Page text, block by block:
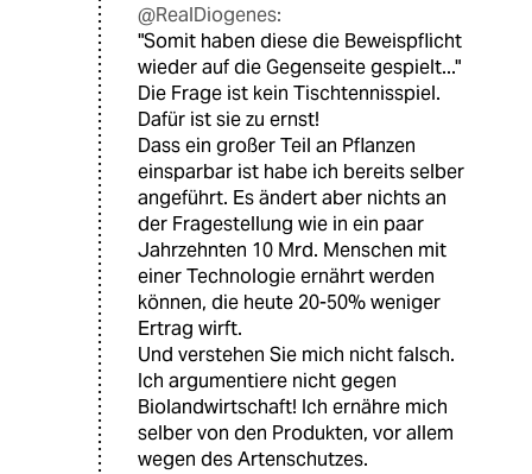
@RealDiogenes:
"Somit haben diese die Beweispflicht
wieder auf die Gegenseite gespielt..."
Die Frage ist kein Tischtennisspiel.
Dafür ist sie zu ernst!
Dass ein großer Teil an Pflanzen
einsparbar ist habe ich bereits selber
angeführt. Es ändert aber nichts an
der Fragestellung wie in ein paar
Jahrzehnten 10 Mrd. Menschen mit
einer Technologie ernährt werden
können, die heute 20-50% weniger
Ertrag wirft.
Und verstehen Sie mich nicht falsch.
Ich argumentiere nicht gegen
Biolandwirtschaft! Ich ernähre mich
selber von den Produkten, vor allem
wegen des Artenschutzes.